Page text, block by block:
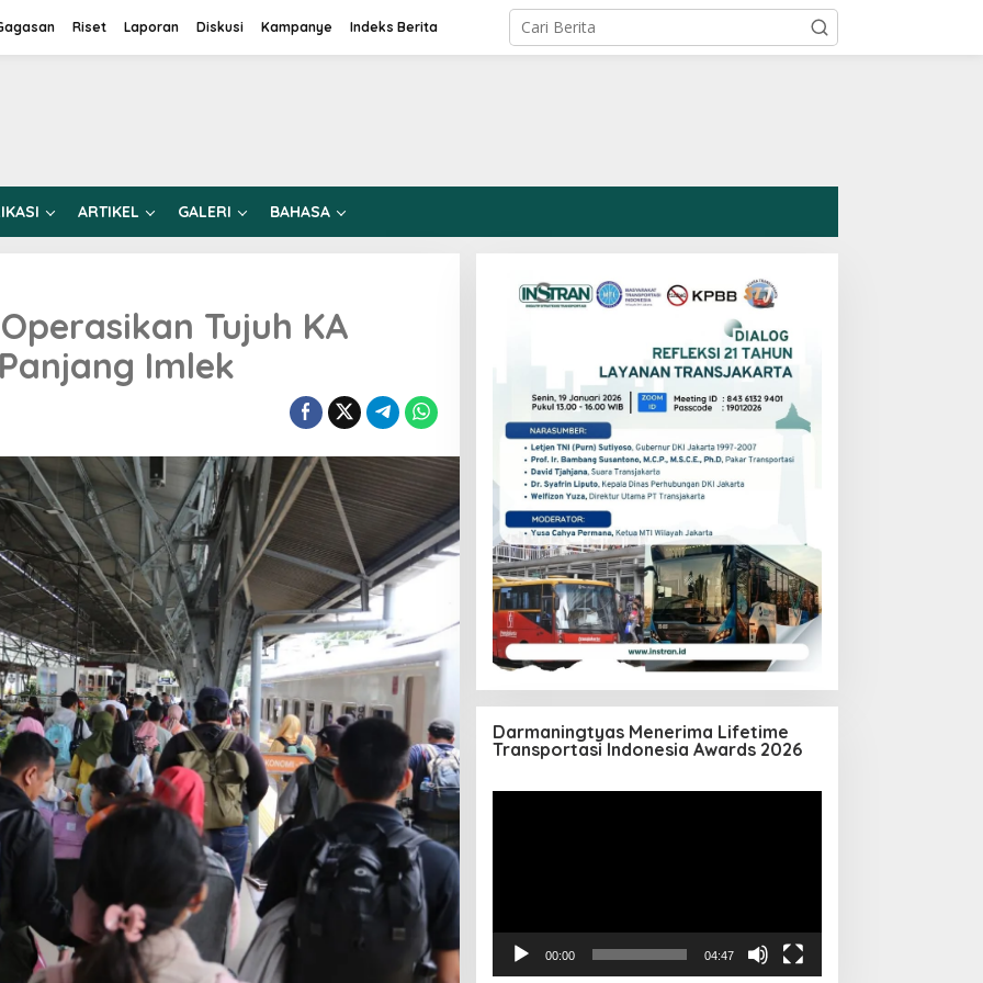
Riset Laporan Diskusi Kampanye Indeks Berita
ARTIKEL GALERI BAHASA
Tujuh KA
Imlek
Darmaningtyas Menerima Lifetime
Transportasi Indonesia Awards 2026
00:00 04:47